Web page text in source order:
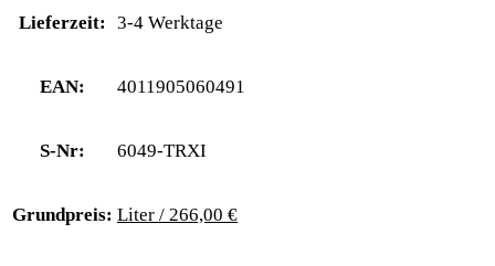
Lieferzeit: 3-4 Werktage
EAN: 4011905060491
S-Nr: 6049-TRXI
Grundpreis: Liter / 266,00 €